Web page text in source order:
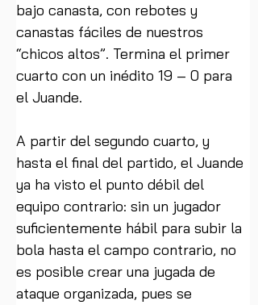
bajo canasta, con rebotes y
canastas fáciles de nuestros
“chicos altos”. Termina el primer
cuarto con un inédito 19 – 0 para
el Juande.
A partir del segundo cuarto, y
hasta el final del partido, el Juande
ya ha visto el punto débil del
equipo contrario: sin un jugador
suficientemente hábil para subir la
bola hasta el campo contrario, no
es posible crear una jugada de
ataque organizada, pues se